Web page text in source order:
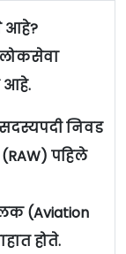
आहे?
लोकसेवा
आहे.
निवड
पहिले
(Aviation
होते.